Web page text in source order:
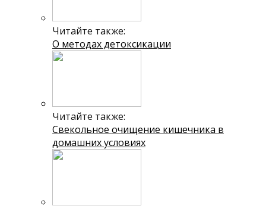
Читайте также:
О методах детоксикации
Читайте также:
Свекольное очищение кишечника в
домашних условиях